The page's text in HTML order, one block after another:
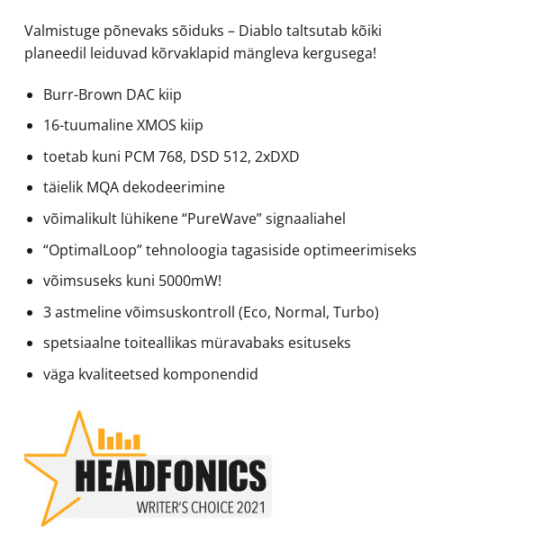
Valmistuge põnevaks sõiduks – Diablo taltsutab kõiki
planeedil leiduvad kõrvaklapid mängleva kergusega!
Burr-Brown DAC kiip
16-tuumaline XMOS kiip
toetab kuni PCM 768, DSD 512, 2xDXD
täielik MQA dekodeerimine
võimalikult lühikene “PureWave” signaaliahel
“OptimalLoop” tehnoloogia tagasiside optimeerimiseks
võimsuseks kuni 5000mW!
3 astmeline võimsuskontroll (Eco, Normal, Turbo)
spetsiaalne toiteallikas müravabaks esituseks
väga kvaliteetsed komponendid